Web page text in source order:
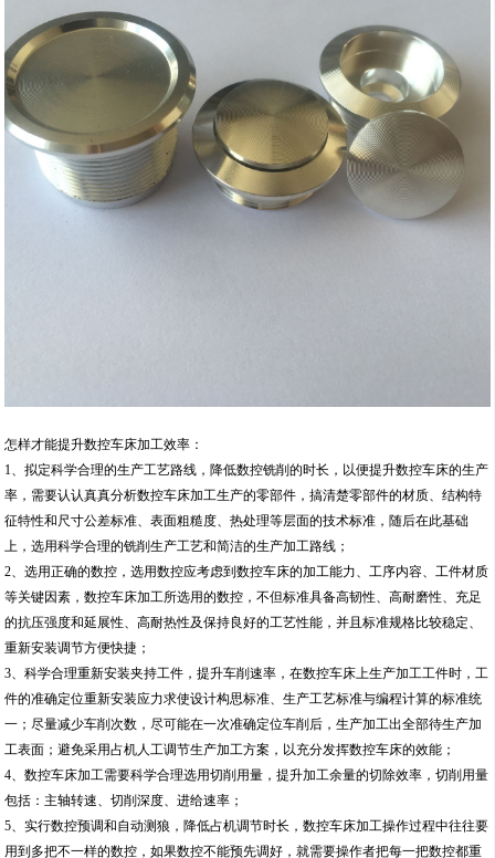
怎样才能提升数控车床加工效率：
1、拟定科学合理的生产工艺路线，降低数控铣削的时长，以便提升数控车床的生产
率，需要认认真真分析数控车床加工生产的零部件，搞清楚零部件的材质、结构特
征特性和尺寸公差标准、表面粗糙度、热处理等层面的技术标准，随后在此基础
上，选用科学合理的铣削生产工艺和简洁的生产加工路线；
2、选用正确的数控，选用数控应考虑到数控车床的加工能力、工序内容、工件材质
等关键因素，数控车床加工所选用的数控，不但标准具备高韧性、高耐磨性、充足
的抗压强度和延展性、高耐热性及保持良好的工艺性能，并且标准规格比较稳定、
重新安装调节方便快捷；
3、科学合理重新安装夹持工件，提升车削速率，在数控车床上生产加工工件时，工
件的准确定位重新安装应力求使设计构思标准、生产工艺标准与编程计算的标准统
一；尽量减少车削次数，尽可能在一次准确定位车削后，生产加工出全部待生产加
工表面；避免采用占机人工调节生产加工方案，以充分发挥数控车床的效能；
4、数控车床加工需要科学合理选用切削用量，提升加工余量的切除效率，切削用量
包括：主轴转速、切削深度、进给速率；
5、实行数控预调和自动测狼，降低占机调节时长，数控车床加工操作过程中往往要
用到多把不一样的数控，如果数控不能预先调好，就需要操作者把每一把数控都重